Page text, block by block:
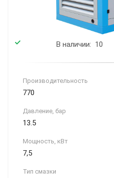
В наличии: 10
Производитель­ность
770
Давление, бар
13.5
Мощность, кВт
7,5
Тип смазки